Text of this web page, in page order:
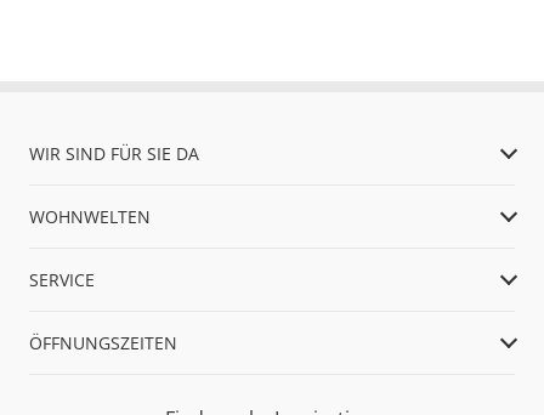
WIR SIND FÜR SIE DA
WOHNWELTEN
SERVICE
ÖFFNUNGSZEITEN